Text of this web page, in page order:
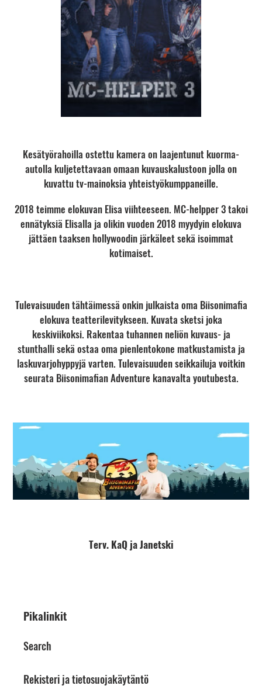
Kesätyörahoilla ostettu kamera on laajentunut kuorma-
autolla kuljetettavaan omaan kuvauskalustoon jolla on
kuvattu tv-mainoksia yhteistyökumppaneille.
2018 teimme elokuvan Elisa viihteeseen. MC-helpper 3 takoi
ennätyksiä Elisalla ja olikin vuoden 2018 myydyin elokuva
jättäen taaksen hollywoodin järkäleet sekä isoimmat
kotimaiset.
Tulevaisuuden tähtäimessä onkin julkaista oma Biisonimafia
elokuva teatterilevitykseen. Kuvata sketsi joka
keskiviikoksi. Rakentaa tuhannen neliön kuvaus- ja
stunthalli sekä ostaa oma pienlentokone matkustamista ja
laskuvarjohyppyjä varten. Tulevaisuuden seikkailuja voitkin
seurata Biisonimafian Adventure kanavalta youtubesta.
Terv. KaQ ja Janetski
Pikalinkit
Search
Rekisteri ja tietosuojakäytäntö